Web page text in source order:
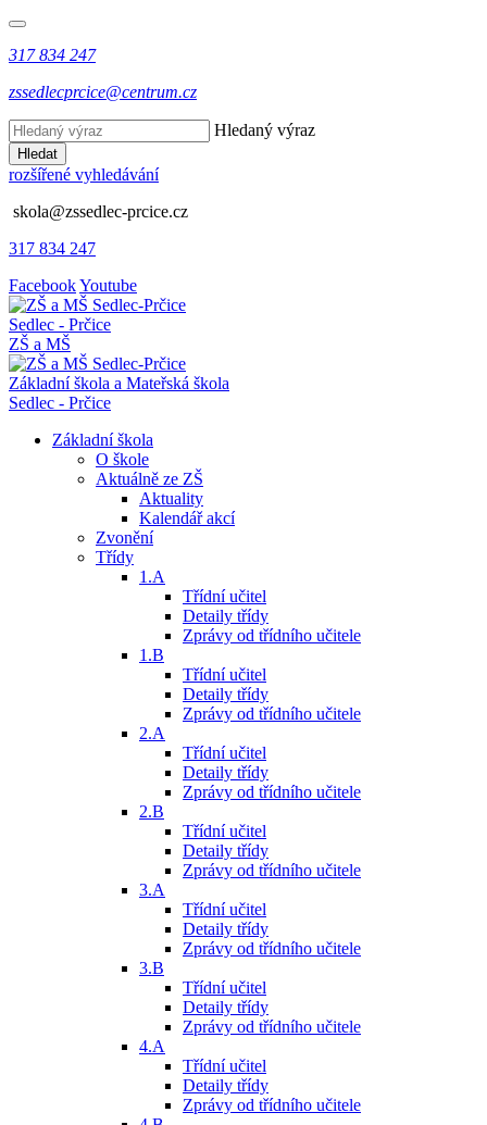
317 834 247
zssedlecprcice@centrum.cz
Hledaný výraz
Hledat
rozšířené vyhledávání
skola@zssedlec-prcice.cz
317 834 247
FacebookYoutube
Sedlec - Prčice
ZŠ a MŠ
Základní škola a Mateřská škola
Sedlec - Prčice
Základní škola
O škole
Aktuálně ze ZŠ
Aktuality
Kalendář akcí
Zvonění
Třídy
1.A
Třídní učitel
Detaily třídy
Zprávy od třídního učitele
1.B
Třídní učitel
Detaily třídy
Zprávy od třídního učitele
2.A
Třídní učitel
Detaily třídy
Zprávy od třídního učitele
2.B
Třídní učitel
Detaily třídy
Zprávy od třídního učitele
3.A
Třídní učitel
Detaily třídy
Zprávy od třídního učitele
3.B
Třídní učitel
Detaily třídy
Zprávy od třídního učitele
4.A
Třídní učitel
Detaily třídy
Zprávy od třídního učitele